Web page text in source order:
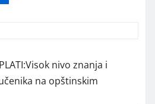
nivo znanja i
na opštinskim